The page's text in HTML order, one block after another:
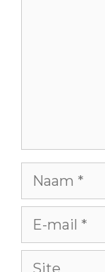
Naam
E-
Site